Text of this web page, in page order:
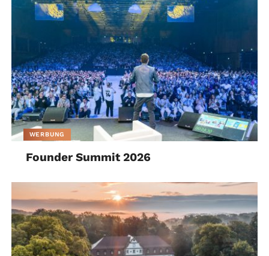
WERBUNG
Founder Summit 2026